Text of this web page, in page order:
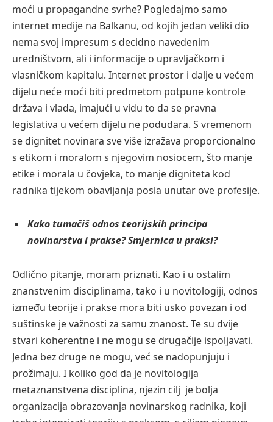
moći u propagandne svrhe? Pogledajmo samo
internet medije na Balkanu, od kojih jedan veliki dio
nema svoj impresum s decidno navedenim
uredništvom, ali i informacije o upravljačkom i
vlasničkom kapitalu. Internet prostor i dalje u većem
dijelu neće moći biti predmetom potpune kontrole
država i vlada, imajući u vidu to da se pravna
legislativa u većem dijelu ne podudara. S vremenom
se dignitet novinara sve više izražava proporcionalno
s etikom i moralom s njegovim nosiocem, što manje
etike i morala u čovjeka, to manje digniteta kod
radnika tijekom obavljanja posla unutar ove profesije.
Kako tumačiš odnos teorijskih principa
novinarstva i prakse? Smjernica u praksi?
Odlično pitanje, moram priznati. Kao i u ostalim
znanstvenim disciplinama, tako i u novitologiji, odnos
između teorije i prakse mora biti usko povezan i od
suštinske je važnosti za samu znanost. Te su dvije
stvari koherentne i ne mogu se drugačije ispoljavati.
Jedna bez druge ne mogu, već se nadopunjuju i
prožimaju. I koliko god da je novitologija
metaznanstvena disciplina, njezin cilj je bolja
organizacija obrazovanja novinarskog radnika, koji